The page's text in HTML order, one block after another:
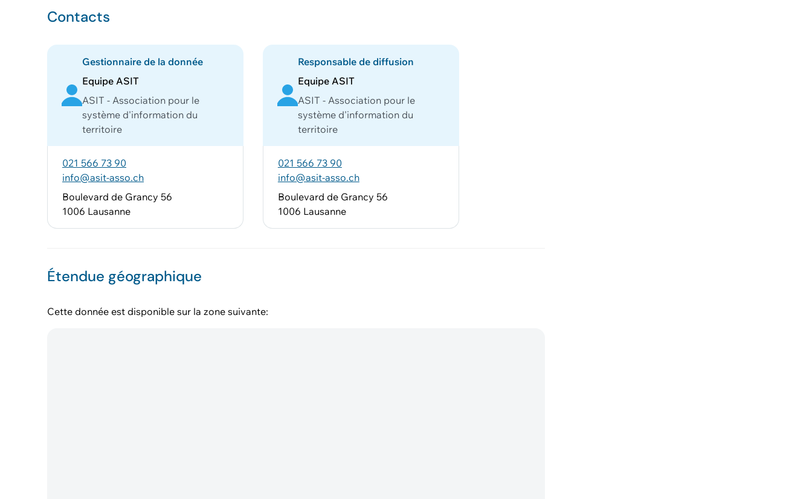
Contacts
Gestionnaire de la donnée
Equipe ASIT
ASIT - Association pour le
système d'information du
territoire
021 566 73 90
info@asit-asso.ch
Boulevard de Grancy 56
1006 Lausanne
Responsable de diffusion
Equipe ASIT
ASIT - Association pour le
système d'information du
territoire
021 566 73 90
info@asit-asso.ch
Boulevard de Grancy 56
1006 Lausanne
Étendue géographique
Cette donnée est disponible sur la zone suivante: